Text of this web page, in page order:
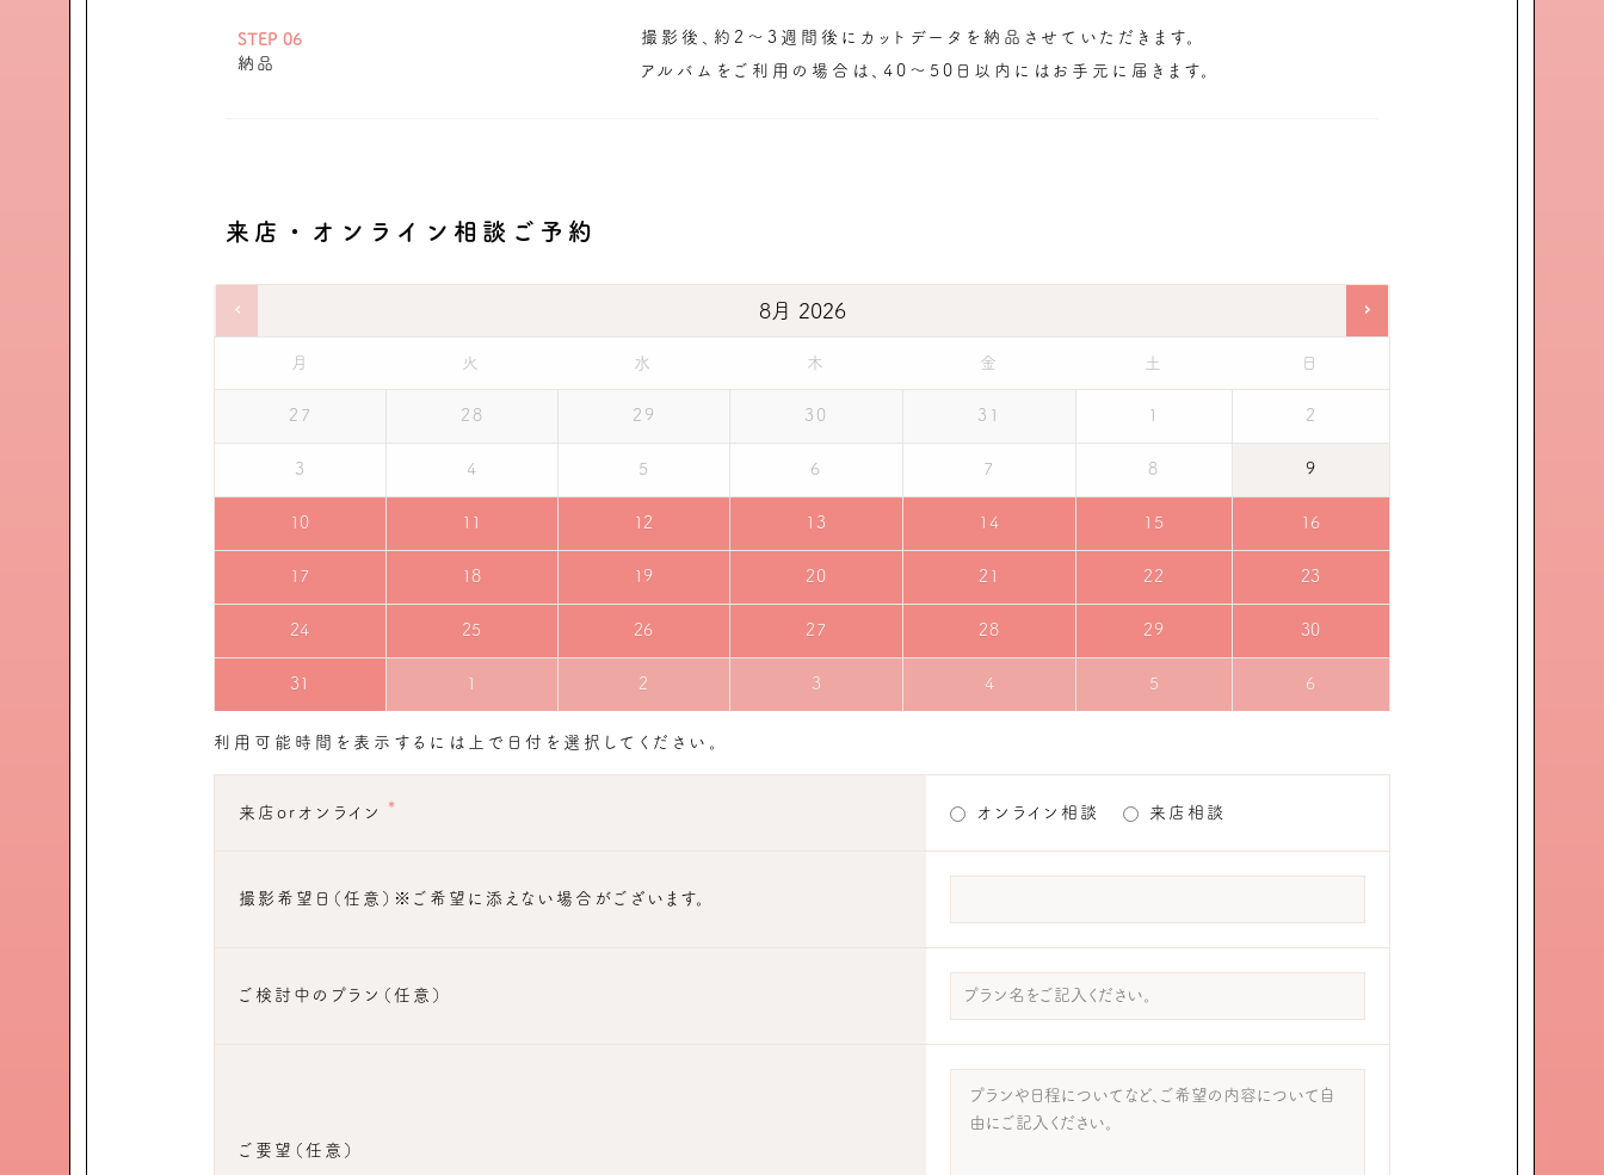
STEP 06
納品
撮影後、約2〜3週間後にカットデータを納品させていただきます。
アルバムをご利用の場合は、40〜50日以内にはお手元に届きます。
来店・オンライン相談ご予約
8月 2026
月 火 水 木 金 土 日
27 28 29 30 31 1 2
3 4 5 6 7 8 9
10 11 12 13 14 15 16
17 18 19 20 21 22 23
24 25 26 27 28 29 30
31 1 2 3 4 5 6
利用可能時間を表示するには上で日付を選択してください。
来店orオンライン * オンライン相談 来店相談
撮影希望日（任意）※ご希望に添えない場合がございます。
ご検討中のプラン（任意）
ご要望（任意）